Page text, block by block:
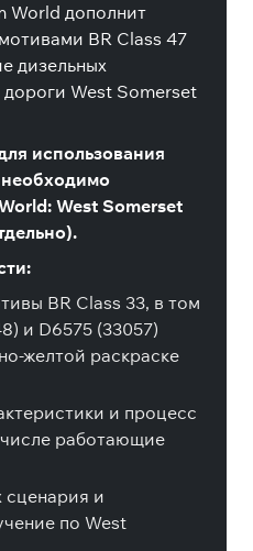
World дополнит
BR Class 47
дизельных
West Somerset
использования
West Somerset
BR Class 33, в том
и D6575 (33057)
желтой раскраске
и процесс
работающие
сценария и
по West